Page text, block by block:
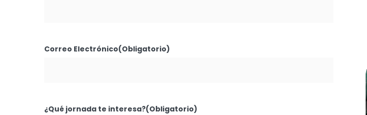
Correo Electrónico(Obligatorio)
¿Qué jornada te interesa?(Obligatorio)